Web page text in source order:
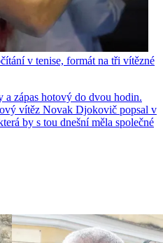
v tenise, formát na tři vítězné
a zápas hotový do dvou hodin.
vítěz Novak Djokovič popsal v
by s tou dnešní měla společné